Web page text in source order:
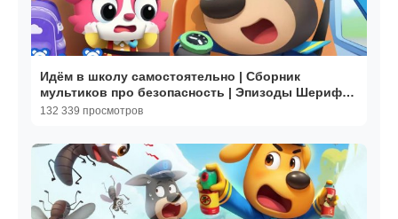
Идём в школу самостоятельно | Сборник
мультиков про безопасность | Эпизоды Шерифа
Лабрадора｜BabyBus
132 339 просмотров